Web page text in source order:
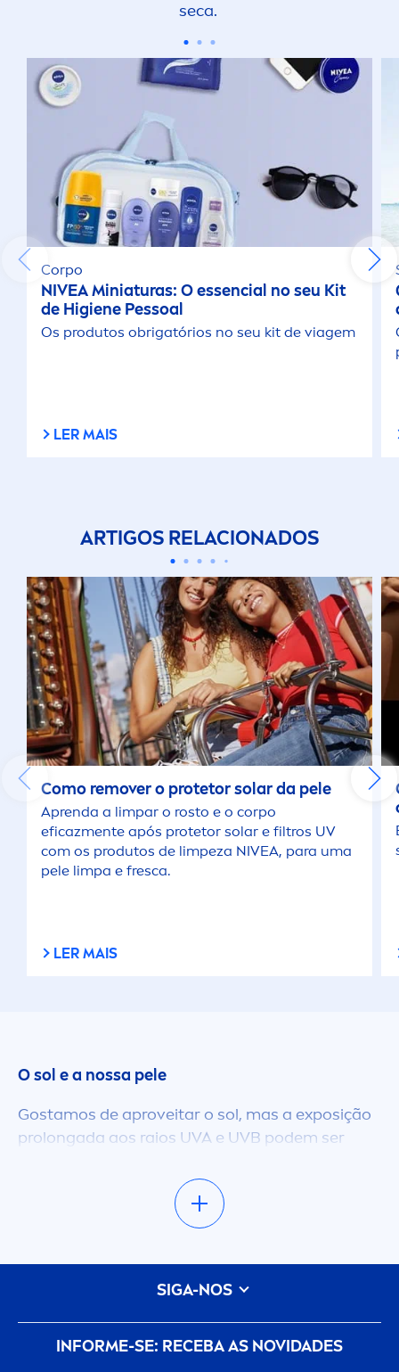
seca.
Corpo
NIVEAMiniaturas: O essencial no seu Kit
de Higiene Pessoal
Os produtos obrigatórios no seu kit de viagem
LER MAIS
ARTIGOS RELACIONADOS
Como remover o protetor solar da pele
Aprenda a limpar o rosto e o corpo
eficazmente após protetor solar e filtros UV
com os produtos de limpeza NIVEA, para uma
pele limpa e fresca.
LER MAIS
O sol e a nossa pele
Gostamos de aproveitar o sol, mas a exposição
prolongada aos raios UVA e UVB podem ser
to da nossa pele. Tanto o rosto
como o corpo devem ser protegidos. Os
de dia com fator de proteção solar protegem-
mente dedicados para o rosto.
Quando o sol e o bom tempo aparecem, ter
sempre à mão um protetor solar para todos é
INFORME-SE: RECEBA AS NOVIDADES
SIGA-NOS